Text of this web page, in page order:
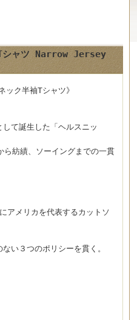
シャツ Narrow Jersey
ク半袖Tシャツ》
て誕生した「ヘルスニッ
ら紡績、ソーイングまでの一貫
アメリカを代表するカットソ
い３つのポリシーを貫く。